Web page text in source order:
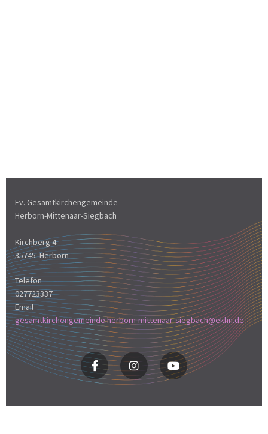
Ev. Gesamtkirchengemeinde
Herborn-Mittenaar-Siegbach
Kirchberg 4
35745 Herborn
Telefon
027723337
Email
gesamtkirchengemeinde.herborn-mittenaar-siegbach@ekhn.de